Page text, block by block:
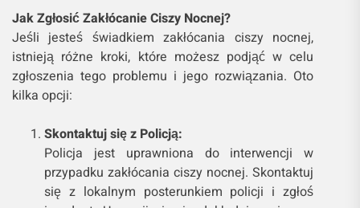
Jak Zgłosić Zakłócanie Ciszy Nocnej?
Jeśli jesteś świadkiem zakłócania ciszy nocnej,
istnieją różne kroki, które możesz podjąć w celu
zgłoszenia tego problemu i jego rozwiązania. Oto
kilka opcji:
Skontaktuj się z Policją:
Policja jest uprawniona do interwencji w
przypadku zakłócania ciszy nocnej. Skontaktuj
się z lokalnym posterunkiem policji i zgłoś